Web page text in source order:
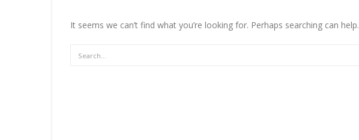
It seems we can’t find what you’re looking for. Perhaps searching can help.